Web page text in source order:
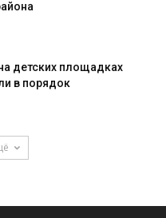
детских площадках
в порядок